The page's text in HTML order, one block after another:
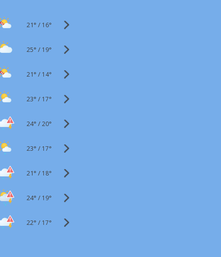
21° / 16°
25° / 19°
21° / 14°
23° / 17°
24° /20°
23° / 17°
21° / 18°
24° / 19°
22° / 17°